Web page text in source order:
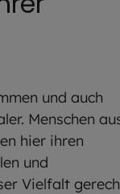
und auch
Menschen
hier ihren
und
Vielfalt